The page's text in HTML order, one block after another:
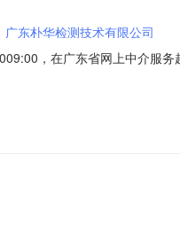
广东朴华检测技术有限公司
，在广东省网上中介服
元至￥12,000.00元